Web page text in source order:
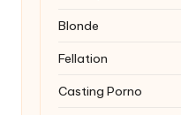
Blonde
Fellation
Casting Porno